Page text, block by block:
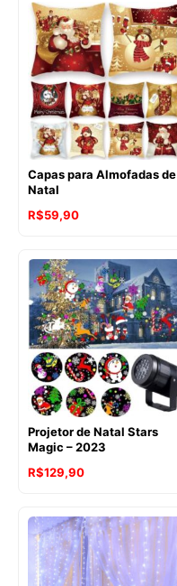
Capas para Almofadas de
Natal
R$59,90
Projetor de Natal Stars
Magic – 2023
R$129,90